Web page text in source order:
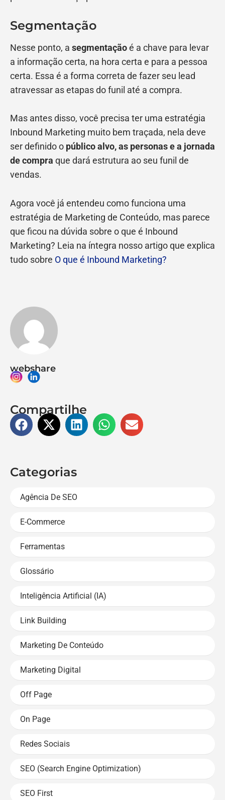
Segmentação
Nesse ponto, a segmentaçãoé a chave para levar
a informação certa, na hora certa e para a pessoa
certa. Essa é a forma correta de fazer seu lead
atravessar as etapas do funil até a compra.
Mas antes disso, você precisa ter uma estratégia
Inbound Marketing muito bem traçada, nela deve
ser definido o público alvo, as personas e a jornada
de compra que dará estrutura ao seu funil de
vendas.
Agora você já entendeu como funciona uma
estratégia de Marketing de Conteúdo, mas parece
que ficou na dúvida sobre o que é Inbound
Marketing? Leia na íntegra nosso artigo que explica
tudo sobre O que é Inbound Marketing?
webshare
Compartilhe
Categorias
Agência De SEO
E-Commerce
Ferramentas
Glossário
Inteligência Artificial (IA)
Link Building
Marketing De Conteúdo
Marketing Digital
Off Page
On Page
Redes Sociais
SEO (Search Engine Optimization)
SEO First